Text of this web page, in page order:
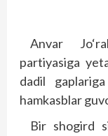
Anvar
partiyasiga
dadil
hamkasblar
Bir shogird